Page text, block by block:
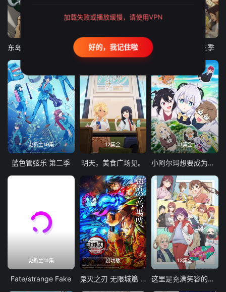
古诺希亚 致不灭的你 第三季
更新至19集
蓝色管弦乐 第二季
12集全
明天，美食广场见。
11集全
小阿尔玛想要成为家人
更新至01集
Fate/strange Fake
剧场版
鬼灭之刃 无限城篇 第一章 猗窝座再袭
13集全
这里是充满笑容的职场。
加载失败或播放缓慢，请使用VPN
好的，我记住啦